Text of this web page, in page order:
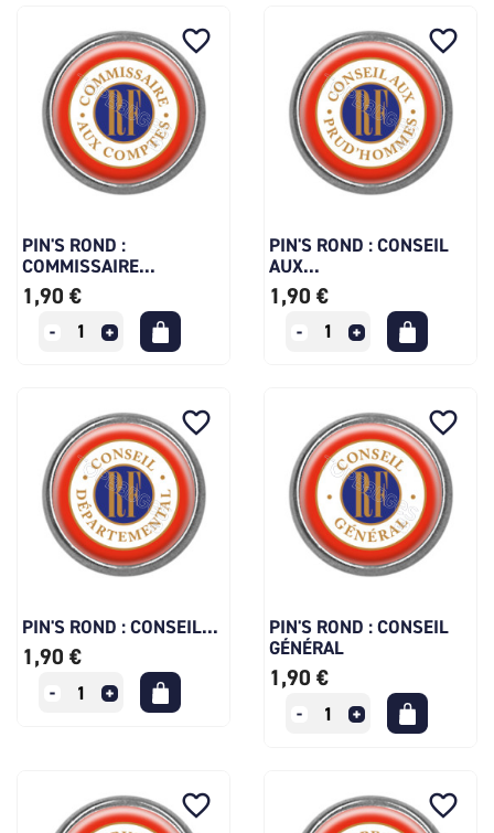
PIN'S ROND :
COMMISSAIRE...
1,90 €
favorite_border
PIN'S ROND : CONSEIL
AUX...
1,90 €
favorite_border
PIN'S ROND : CONSEIL...
1,90 €
favorite_border
PIN'S ROND : CONSEIL
GÉNÉRAL
1,90 €
favorite_border
favorite_border favorite_border